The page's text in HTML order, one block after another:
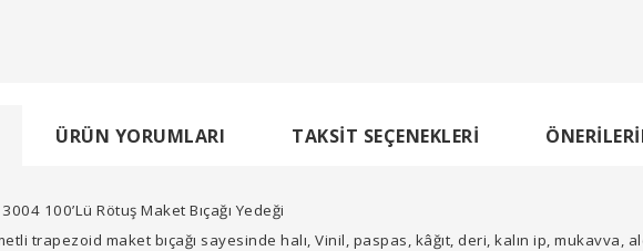
ÜRÜN YORUMLARI TAKSIT SEÇENEKLERI
100’Lü Rötuş Maket Bıçağı Yedeği
trapezoid maket bıçağı sayesinde halı, Vinil, paspas, kâğıt, deri, kalın ip,